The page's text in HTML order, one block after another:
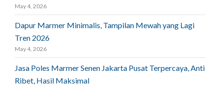
May 4, 2026
Dapur Marmer Minimalis, Tampilan Mewah yang Lagi
Tren 2026
May 4, 2026
Jasa Poles Marmer Senen Jakarta Pusat Terpercaya, Anti
Ribet, Hasil Maksimal